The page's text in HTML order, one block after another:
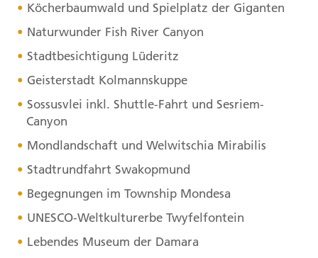
Köcherbaumwald und Spielplatz der Giganten
Naturwunder Fish River Canyon
Stadtbesichtigung Lüderitz
Geisterstadt Kolmannskuppe
Sossusvlei inkl. Shuttle-Fahrt und Sesriem-
Canyon
Mondlandschaft und Welwitschia Mirabilis
Stadtrundfahrt Swakopmund
Begegnungen im Township Mondesa
UNESCO-Weltkulturerbe Twyfelfontein
Lebendes Museum der Damara